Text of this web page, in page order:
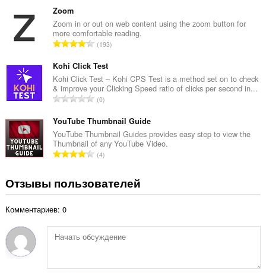
н
о
к
:
г
о
о
е
н
о
к
:
Zoom
Zoom in or out on web content using the zoom button for
more comfortable reading.
В
е
г
о
о
е
н
о
к
193
Kohi Click Test
Kohi Click Test – Kohi CPS Test is a method set on to check
& improve your Clicking Speed ratio of clicks per second in...
В
е
г
о
о
е
н
:
0
YouTube Thumbnail Guide
YouTube Thumbnail Guides provides easy step to view the
Thumbnail of any YouTube Video.
В
г
ц
е
4
Отзывы пользователей
Комментариев: 0